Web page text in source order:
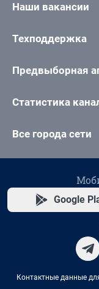
Наши вакансии
Техподдержка
Предвыборная
Статистика
Все города сети
Google
Контактные данные